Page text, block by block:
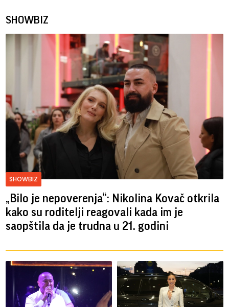
SHOWBIZ
SHOWBIZ
„Bilo je nepoverenja“: Nikolina Kovač otkrila
kako su roditelji reagovali kada im je
saopštila da je trudna u 21. godini